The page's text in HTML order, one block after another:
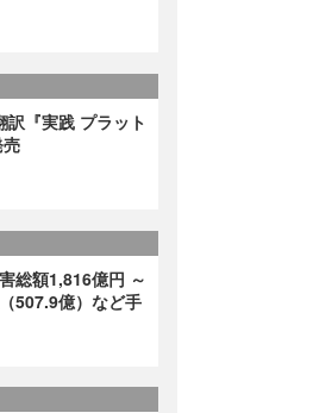
訳『実践 プラット
総額1,816億円 ～
507.9億）など手